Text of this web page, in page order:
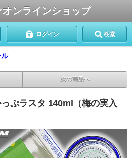
ンラインショップ
ログイン 検索
ル
次の商品へ
ぷラスタ 140ml（梅の実入